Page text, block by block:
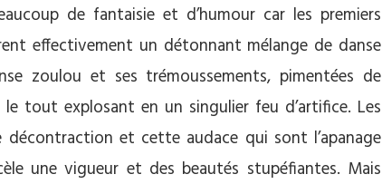
de fantaisie et d’humour car les premiers
effectivement un détonnant mélange de danse
zoulou et ses trémoussements, pimentées de
tout explosant en un singulier feu d’artifice. Les
et cette audace qui sont l’apanage
une vigueur et des beautés stupéfiantes. Mais